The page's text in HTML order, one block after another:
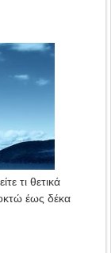
τι θετικά
έως δέκα